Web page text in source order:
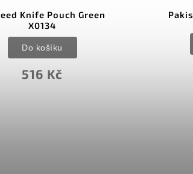
Knife Pouch Green
X0134
516 Kč
Do košíku